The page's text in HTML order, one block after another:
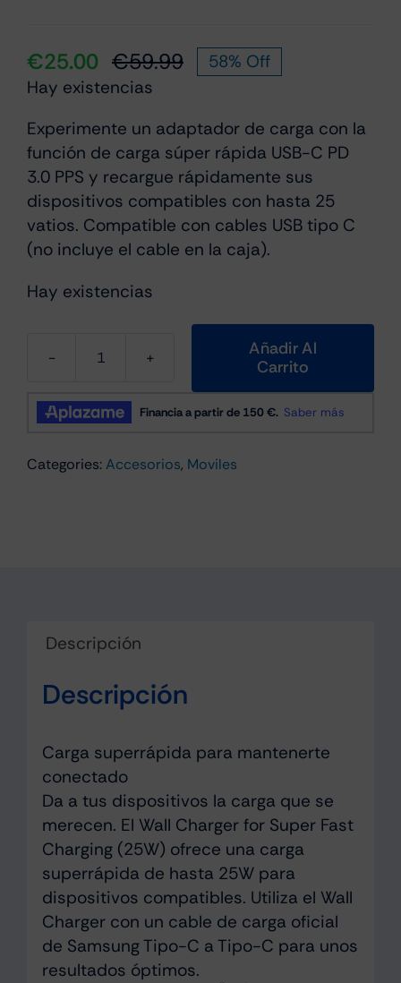
€59.99El
original
era:
€59.99.
€25.00
El
actual
es:
€25.00.
58% Off
Hay existencias
Experimente un adaptador de carga con la
función de carga súper rápida USB-C PD
3.0 PPS y recargue rápidamente sus
dispositivos compatibles con hasta 25
vatios. Compatible con cables USB tipo C
(no incluye el cable en la caja).
Hay existencias
Cargador
red
25W
Añadir Al
Carrito
Categories:Accesorios, Moviles
Descripción
Descripción
Carga superrápida para mantenerte
conectado
Da a tus dispositivos la carga que se
merecen. El Wall Charger for Super Fast
Charging (25W) ofrece una carga
superrápida de hasta 25W para
dispositivos compatibles. Utiliza el Wall
Charger con un cable de carga oficial
de Samsung Tipo-C a Tipo-C para unos
resultados óptimos.